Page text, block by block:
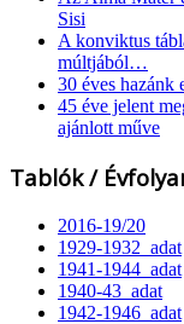
Sisi
A konviktus
múltjából…
30 éves hazánk
45 éve jelent
ajánlott műve
Tablók /
2016-19/20
1929-1932_adat
1941-1944_adat
1940-43_adat
1942-1946_adat